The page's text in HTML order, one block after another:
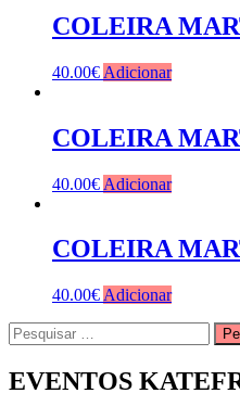
COLEIRA
40.00€ Adicionar
COLEIRA
40.00€ Adicionar
COLEIRA
40.00€ Adicionar
Pesquisar
por:
EVENTOS